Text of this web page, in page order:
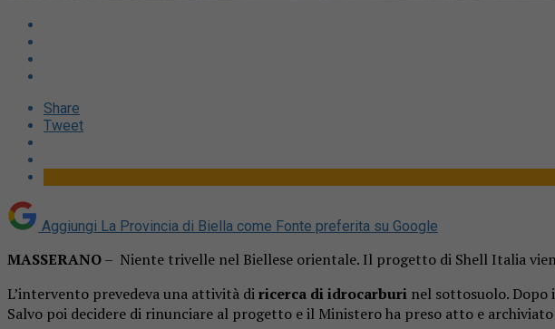
Share
Tweet
Aggiungi La Provincia di Biella come Fonte preferita su Google
MASSERANO– Niente trivelle nel Biellese orientale. Il progetto di Shell Italia
L’intervento prevedeva una attività diricerca di idrocarburi nel sottosuolo. Dopo
Salvo poi decidere di rinunciare al progetto e il Ministero ha preso atto e